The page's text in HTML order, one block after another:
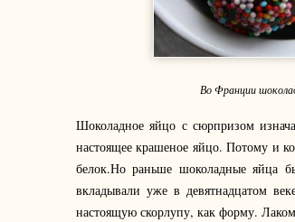
Во Франции
Шоколадное яйцо с сюрпризом
настоящее крашеное яйцо. Потому и
белок.Но раньше шоколадные яйца
вкладывали уже в девятнадцатом
настоящую скорлупу, как форму.